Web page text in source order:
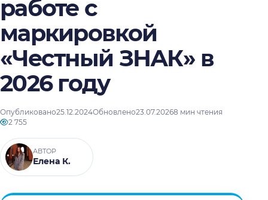
работе с
маркировкой
«Честный ЗНАК» в
2026 году
Опубликовано25.12.2024Обновлено23.07.20268 мин чтения
2 755
АВТОР
Елена К.